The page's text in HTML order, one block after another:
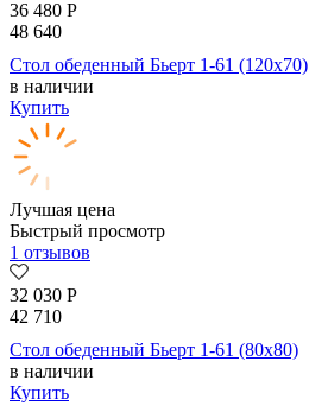
36 480 Р
48 640
Стол обеденный Бьерт 1-61 (120х70)
в наличии
Купить
Лучшая цена
Быстрый просмотр
1 отзывов
32 030 Р
42 710
Стол обеденный Бьерт 1-61 (80х80)
в наличии
Купить